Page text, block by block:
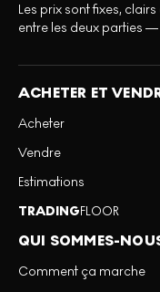
Les prix sont fixes,
entre les deux parties —
ACHETER ET
Acheter
Vendre
Estimations
TRADINGFLOOR
QUI SOMMES-
Comment ça marche